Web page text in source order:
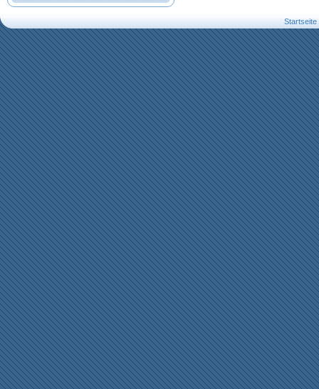
Startseite